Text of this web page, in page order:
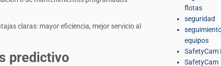
claras: mayor eficiencia, mejor servicio al
predictivo
flotas
seguridad
equipos
SafetyCam
SafetyCam